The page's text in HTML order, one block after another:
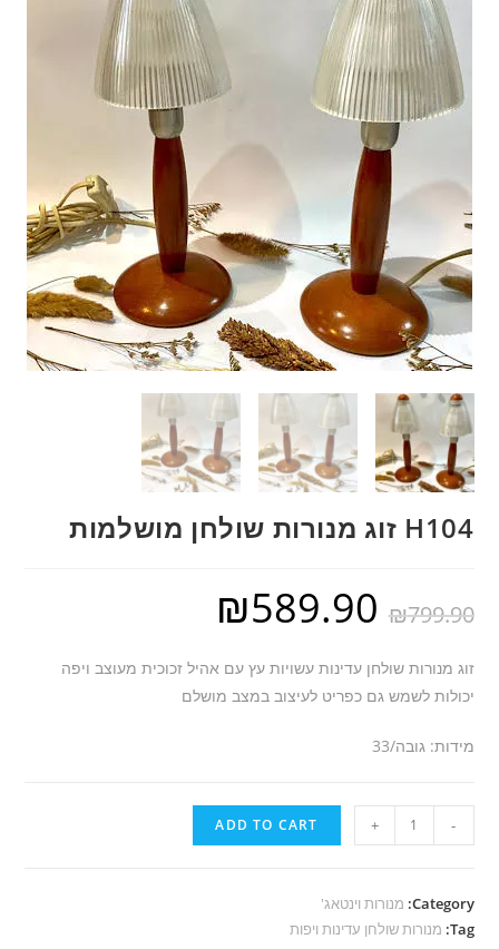
H104 זוג מנורות שולחן מושלמות
₪799.90
₪589.90
זוג מנורות שולחן עדינות עשויות עץ עם אהיל זכוכית מעוצב ויפה
יכולות לשמש גם כפריט לעיצוב במצב מושלם
מידות: גובה/33
-
H104
זוג
שולחן
מושלמות
+
ADD TO CART
Category: מנורות וינטאג'
Tag: מנורות שולחן עדינות ויפות